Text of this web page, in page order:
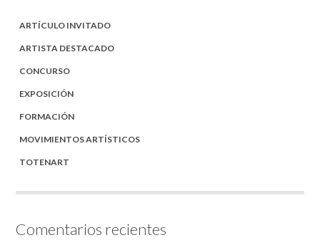
ARTÍCULO INVITADO
ARTISTA DESTACADO
CONCURSO
EXPOSICIÓN
FORMACIÓN
MOVIMIENTOS ARTÍSTICOS
TOTENART
Comentarios recientes